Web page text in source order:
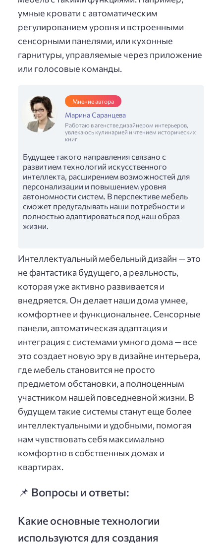
умные кровати с автоматическим
регулированием уровня и встроенными
сенсорными панелями, или кухонные
гарнитуры, управляемые через приложение
или голосовые команды.
Мнение автора
Марина Саранцева
Работаю в агенстве дизайнером интерьеров,
увлекаюсь кулинарией и чтением исторических
книг
Будущее такого направления связано с
развитием технологий искусственного
интеллекта, расширением возможностей для
персонализации и повышением уровня
автономности систем. В перспективе мебель
сможет предугадывать наши потребности и
полностью адаптироваться под наш образ
жизни.
Интеллектуальный мебельный дизайн — это
не фантастика будущего, а реальность,
которая уже активно развивается и
внедряется. Он делает наши дома умнее,
комфортнее и функциональнее. Сенсорные
панели, автоматическая адаптация и
интеграция с системами умного дома — все
это создает новую эру в дизайне интерьера,
где мебель становится не просто
предметом обстановки, а полноценным
участником нашей повседневной жизни. В
будущем такие системы станут еще более
интеллектуальными и удобными, помогая
нам чувствовать себя максимально
комфортно в собственных домах и
квартирах.
📌 Вопросы и ответы:
Какие основные технологии
используются для создания